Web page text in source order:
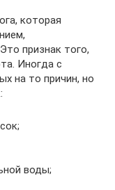
которая
признак того,
Иногда с
на то причин, но
воды;